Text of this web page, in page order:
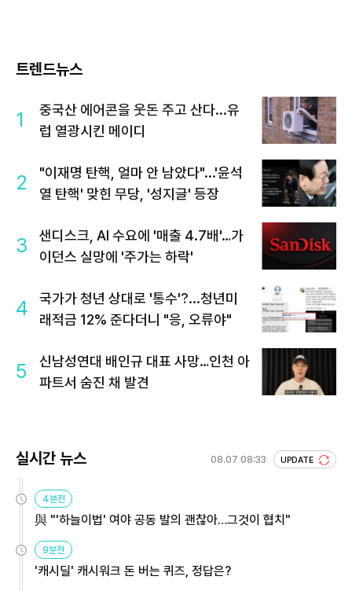
트렌드뉴스
1
중국산 에어콘을 웃돈 주고 산다...유
럽 열광시킨 메이디
2
"이재명 탄핵, 얼마 안 남았다"...'윤석
열 탄핵' 맞힌 무당, '성지글' 등장
3
샌디스크, AI 수요에 '매출 4.7배'…가
이던스 실망에 '주가는 하락'
4
국가가 청년 상대로 '통수'?...청년미
래적금 12% 준다더니 "응, 오류야"
5
신남성연대 배인규 대표 사망…인천 아
파트서 숨진 채 발견
실시간 뉴스 08.07 08:33 UPDATE
4분전
與 "'하늘이법' 여야 공동 발의 괜찮아…그것이 협치"
9분전
'캐시딜' 캐시워크 돈 버는 퀴즈, 정답은?